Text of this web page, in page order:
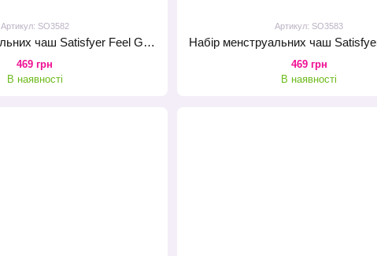
Артикул: SO3582
Набір менструальних чаш Satisfyer Feel Good (dark blue), 15мл та 20мл, мішечок для зберігання
469 грн
В наявності
Артикул: SO3583
469 грн
В наявності